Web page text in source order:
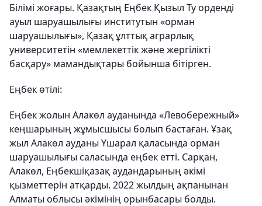
Білімі жоғары. Қазақтың Еңбек Қызыл Ту орденді
ауыл шаруашылығы институтын «орман
шаруашылығы», Қазақ ұлттық аграрлық
университетін «мемлекеттік және жергілікті
басқару» мамандықтары бойынша бітірген.
Еңбек өтілі:
Еңбек жолын Алакөл ауданында «Левобережный»
кеңшарының жұмысшысы болып бастаған. Ұзақ
жыл Алакөл ауданы Үшарал қаласында орман
шаруашылығы саласында еңбек етті. Сарқан,
Алакөл, Еңбекшіқазақ аудандарының әкімі
қызметтерін атқарды. 2022 жылдың ақпанынан
Алматы облысы әкімінің орынбасары болды.